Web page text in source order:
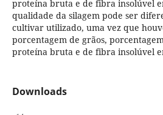
proteína bruta e de fibra insolúvel
qualidade da silagem pode ser
cultivar utilizado, uma vez que
porcentagem de grãos,
proteína bruta e de fibra insolúvel
Downloads